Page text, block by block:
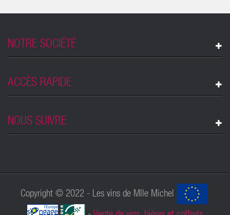
NOTRE SOCIÉTÉ
ACCÈS RAPIDE
NOUS SUIVRE
Copyright © 2022 - Les vins de Mlle Michel